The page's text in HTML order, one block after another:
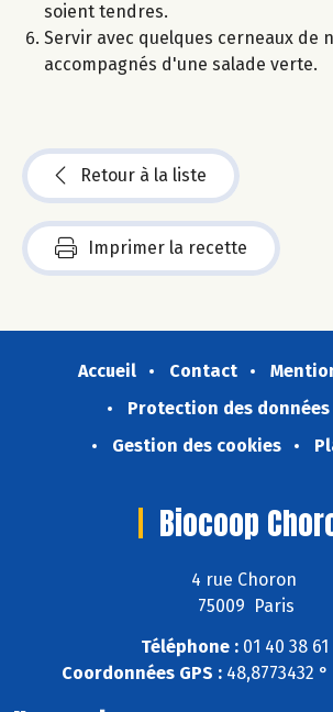
soient tendres.
Servir avec quelques cerneaux de
accompagnés d'une salade verte.
Retour à la liste
Imprimer la recette
Accueil Contact
Protection des données
Gestion des cookies
Biocoop
4 rue Choron
75009 Paris
Téléphone :01 40 38 61
Coordonnées GPS :48,8773432 °